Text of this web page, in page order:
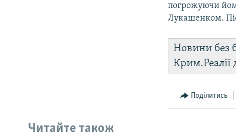
погрожуючи
Лукашенком.
Новини без
Крим.Реалії
Поділитись
Читайте також